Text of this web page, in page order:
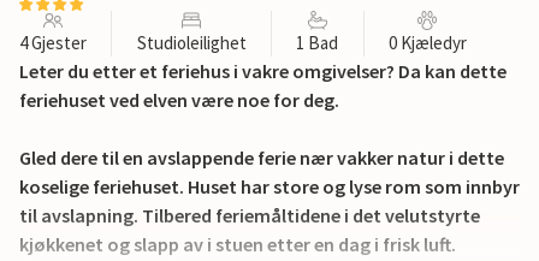
4 Gjester Studioleilighet 1 Bad 0 Kjæledyr
Leter du etter et feriehus i vakre omgivelser? Da kan dette
feriehuset ved elven være noe for deg.
Gled dere til en avslappende ferie nær vakker natur i dette
koselige feriehuset. Huset har store og lyse rom som innbyr
til avslapning. Tilbered feriemåltidene i det velutstyrte
kjøkkenet og slapp av i stuen etter en dag i frisk luft.